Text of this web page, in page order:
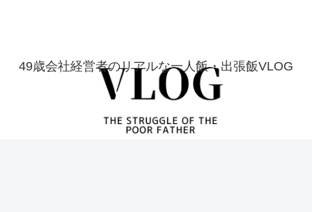
49歳会社経営者のリアルな一人飯・出張飯VLOG